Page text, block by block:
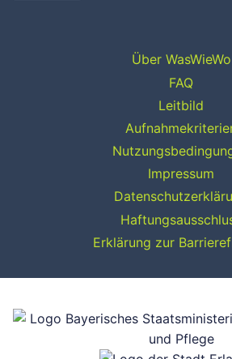
Über WasWieWo
FAQ
Leitbild
Impressum
Erklärung zur